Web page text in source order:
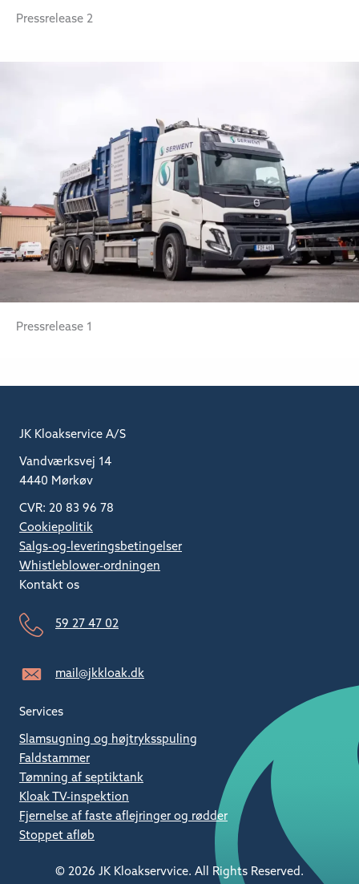
Pressrelease 2
Pressrelease 1
JK Kloakservice A/S
Vandværksvej 14
4440 Mørkøv
CVR: 20 83 96 78
Cookiepolitik
Salgs-og-leveringsbetingelser
Whistleblower-ordningen
Kontakt os
59 27 47 02
mail@jkkloak.dk
Services
Slamsugning og højtryksspuling
Faldstammer
Tømning af septiktank
Kloak TV-inspektion
Fjernelse af faste aflejringer og rødder
Stoppet afløb
© 2026 JK Kloakservvice. All Rights Reserved.